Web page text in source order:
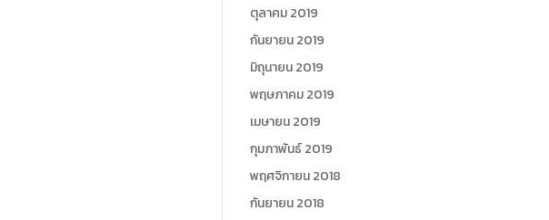
ตุลาคม 2019
กันยายน 2019
มิถุนายน 2019
พฤษภาคม 2019
เมษายน 2019
กุมภาพันธ์ 2019
พฤศจิกายน 2018
กันยายน 2018